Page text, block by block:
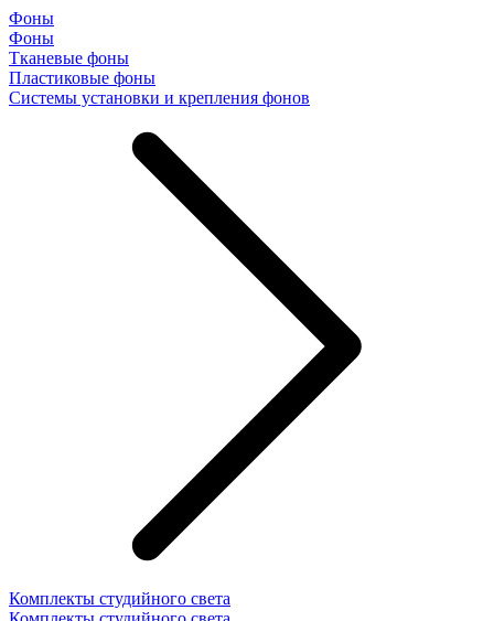
Фоны
Фоны
Тканевые фоны
Пластиковые фоны
Системы установки и крепления фонов
Комплекты студийного света